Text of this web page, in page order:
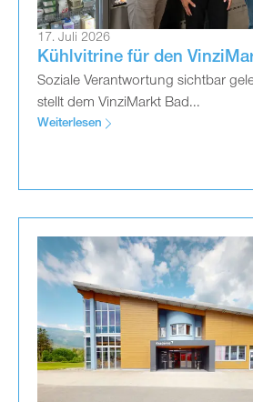
17. Juli 2026
Kühlvitrine für den
Soziale Verantwortung sichtbar
stellt dem VinziMarkt Bad...
Weiterlesen